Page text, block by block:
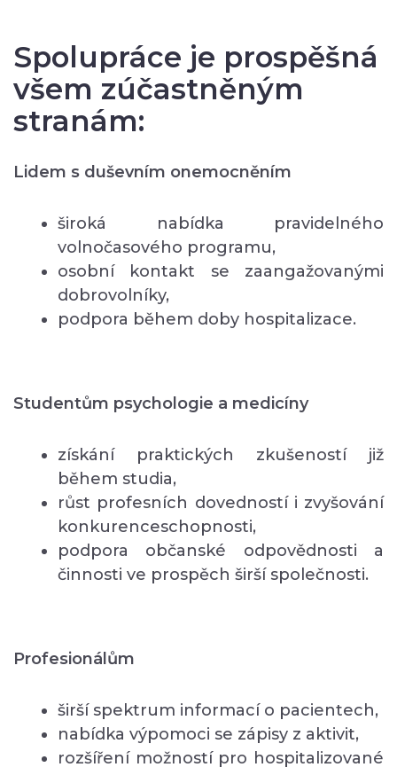
Spolupráce je prospěšná
všem zúčastněným
stranám:
Lidem s duševním onemocněním
široká nabídka pravidelného
volnočasového programu,
osobní kontakt se zaangažovanými
dobrovolníky,
podpora během doby hospitalizace.
Studentům psychologie a medicíny
získání praktických zkušeností již
během studia,
růst profesních dovedností i zvyšování
konkurenceschopnosti,
podpora občanské odpovědnosti a
činnosti ve prospěch širší společnosti.
Profesionálům
širší spektrum informací o pacientech,
nabídka výpomoci se zápisy z aktivit,
rozšíření možností pro hospitalizované